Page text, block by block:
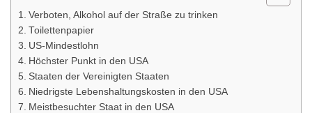
Verboten, Alkohol auf der Straße zu trinken
Toilettenpapier
US-Mindestlohn
Höchster Punkt in den USA
Staaten der Vereinigten Staaten
Niedrigste Lebenshaltungskosten in den USA
Meistbesuchter Staat in den USA